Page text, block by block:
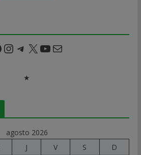
Instagram Telegram X YouTube Correo electrónico
★
agosto 2026
J V S
D